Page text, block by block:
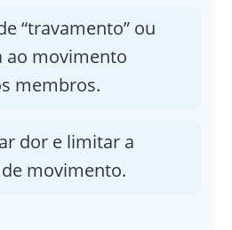
“travamento” ou
ao movimento
membros.
dor e limitar a
movimento.